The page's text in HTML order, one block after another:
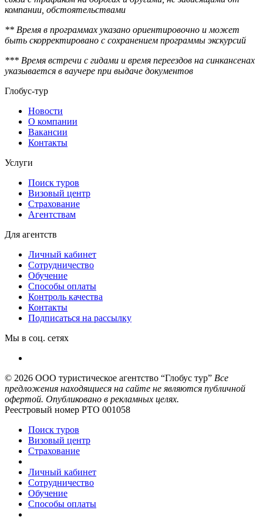
компании, обстоятельствами
** Время в программах указано ориентировочно и может
быть скорректировано с сохранением программы экскурсий
*** Время встречи с гидами и время переездов на синкансенах
указывается в ваучере при выдаче документов
Глобус-тур
Новости
О компании
Вакансии
Контакты
Услуги
Поиск туров
Визовый центр
Страхование
Агентствам
Для агентств
Личный кабинет
Сотрудничество
Обучение
Способы оплаты
Контроль качества
Контакты
Подписаться на рассылку
Мы в соц. сетях
© 2026 ООО туристическое агентство “Глобус тур” Все
предложения находящиеся на сайте не являются публичной
офертой. Опубликовано в рекламных целях.
Реестровый номер РТО 001058
Поиск туров
Визовый центр
Страхование
Личный кабинет
Сотрудничество
Обучение
Способы оплаты